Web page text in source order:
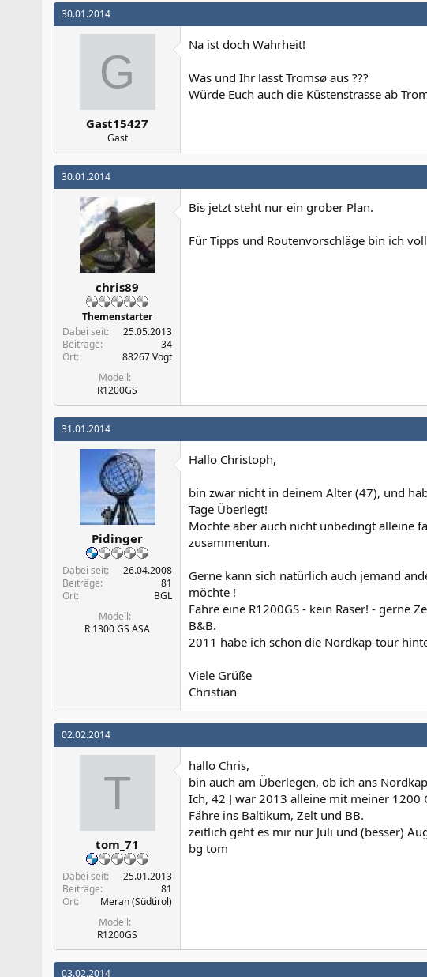
30.01.2014
G
Gast15427
Gast
Na ist doch Wahrheit!
Was und Ihr lasst Tromsø aus ???
Würde Euch auch die Küstenstrasse ab
30.01.2014
chris89
Themenstarter
Dabei seit
25.05.2013
Beiträge
34
Ort
88267 Vogt
Modell
R1200GS
Bis jetzt steht nur ein grober Plan.
Für Tipps und Routenvorschläge bin ich
31.01.2014
Pidinger
Dabei seit
26.04.2008
Beiträge
81
Ort
BGL
Modell
R 1300 GS ASA
Hallo Christoph,
bin zwar nicht in deinem Alter (47), und
Tage Überlegt!
Möchte aber auch nicht unbedingt alleine
zusammentun.
Gerne kann sich natürlich auch jemand
möchte !
Fahre eine R1200GS - kein Raser! - gerne
B&B.
2011 habe ich schon die Nordkap-tour
Viele Grüße
Christian
02.02.2014
T
tom_71
Dabei seit
25.01.2013
Beiträge
81
Ort
Meran (Südtirol)
Modell
R1200GS
hallo Chris,
bin auch am Überlegen, ob ich ans
Ich, 42 J war 2013 alleine mit meiner 1200
Fähre ins Baltikum, Zelt und BB.
zeitlich geht es mir nur Juli und (besser)
bg tom
03.02.2014